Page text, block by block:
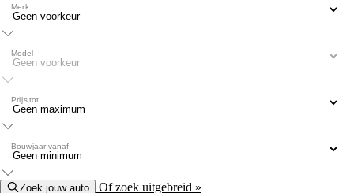
Merk
Model
Prijs tot
Bouwjaar vanaf
Zoek jouw auto Of zoek uitgebreid »